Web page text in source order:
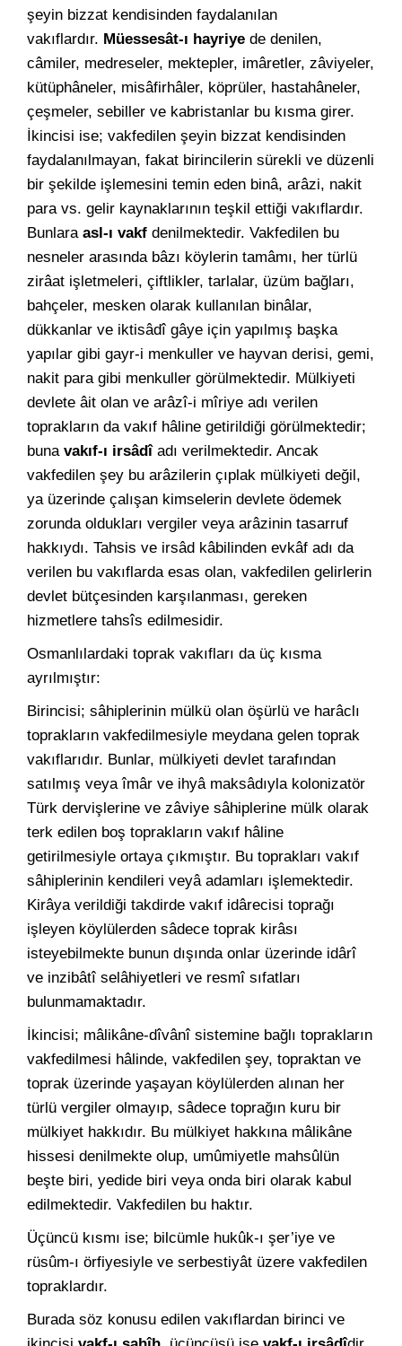
şeyin bizzat kendisinden faydalanılan
vakıflardır. Müessesât-ı hayriye de denilen,
câmiler, medreseler, mektepler, imâretler, zâviyeler,
kütüphâneler, misâfirhâler, köprüler, hastahâneler,
çeşmeler, sebiller ve kabristanlar bu kısma girer.
İkincisi ise; vakfedilen şeyin bizzat kendisinden
faydalanılmayan, fakat birincilerin sürekli ve düzenli
bir şekilde işlemesini temin eden binâ, arâzi, nakit
para vs. gelir kaynaklarının teşkil ettiği vakıflardır.
Bunlara asl-ı vakf denilmektedir. Vakfedilen bu
nesneler arasında bâzı köylerin tamâmı, her türlü
zirâat işletmeleri, çiftlikler, tarlalar, üzüm bağları,
bahçeler, mesken olarak kullanılan binâlar,
dükkanlar ve iktisâdî gâye için yapılmış başka
yapılar gibi gayr-i menkuller ve hayvan derisi, gemi,
nakit para gibi menkuller görülmektedir. Mülkiyeti
devlete âit olan ve arâzî-i mîriye adı verilen
toprakların da vakıf hâline getirildiği görülmektedir;
buna vakıf-ı irsâdîadı verilmektedir. Ancak
vakfedilen şey bu arâzilerin çıplak mülkiyeti değil,
ya üzerinde çalışan kimselerin devlete ödemek
zorunda oldukları vergiler veya arâzinin tasarruf
hakkıydı. Tahsis ve irsâd kâbilinden evkâf adı da
verilen bu vakıflarda esas olan, vakfedilen gelirlerin
devlet bütçesinden karşılanması, gereken
hizmetlere tahsîs edilmesidir.
Osmanlılardaki toprak vakıfları da üç kısma
ayrılmıştır:
Birincisi; sâhiplerinin mülkü olan öşürlü ve harâclı
toprakların vakfedilmesiyle meydana gelen toprak
vakıflarıdır. Bunlar, mülkiyeti devlet tarafından
satılmış veya îmâr ve ihyâ maksâdıyla kolonizatör
Türk dervişlerine ve zâviye sâhiplerine mülk olarak
terk edilen boş toprakların vakıf hâline
getirilmesiyle ortaya çıkmıştır. Bu toprakları vakıf
sâhiplerinin kendileri veyâ adamları işlemektedir.
Kirâya verildiği takdirde vakıf idârecisi toprağı
işleyen köylülerden sâdece toprak kirâsı
isteyebilmekte bunun dışında onlar üzerinde idârî
ve inzibâtî selâhiyetleri ve resmî sıfatları
bulunmamaktadır.
İkincisi; mâlikâne-dîvânî sistemine bağlı toprakların
vakfedilmesi hâlinde, vakfedilen şey, topraktan ve
toprak üzerinde yaşayan köylülerden alınan her
türlü vergiler olmayıp, sâdece toprağın kuru bir
mülkiyet hakkıdır. Bu mülkiyet hakkına mâlikâne
hissesi denilmekte olup, umûmiyetle mahsûlün
beşte biri, yedide biri veya onda biri olarak kabul
edilmektedir. Vakfedilen bu haktır.
Üçüncü kısmı ise; bilcümle hukûk-ı şer’iye ve
rüsûm-ı örfiyesiyle ve serbestiyât üzere vakfedilen
topraklardır.
Burada söz konusu edilen vakıflardan birinci ve